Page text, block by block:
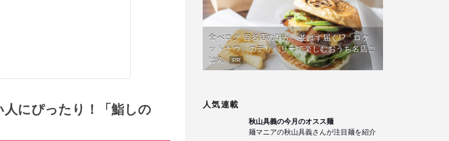
にぴったり！「鮨しの
食べログ 百名店の味が、並ばず届く!?「ロケ
ットナウ」のデリバリーで楽しむおうち名店ご
はん
PR
人気連載
秋山具義の今月のオスス麺
麺マニアの秋山具義さんが注目麺を紹介